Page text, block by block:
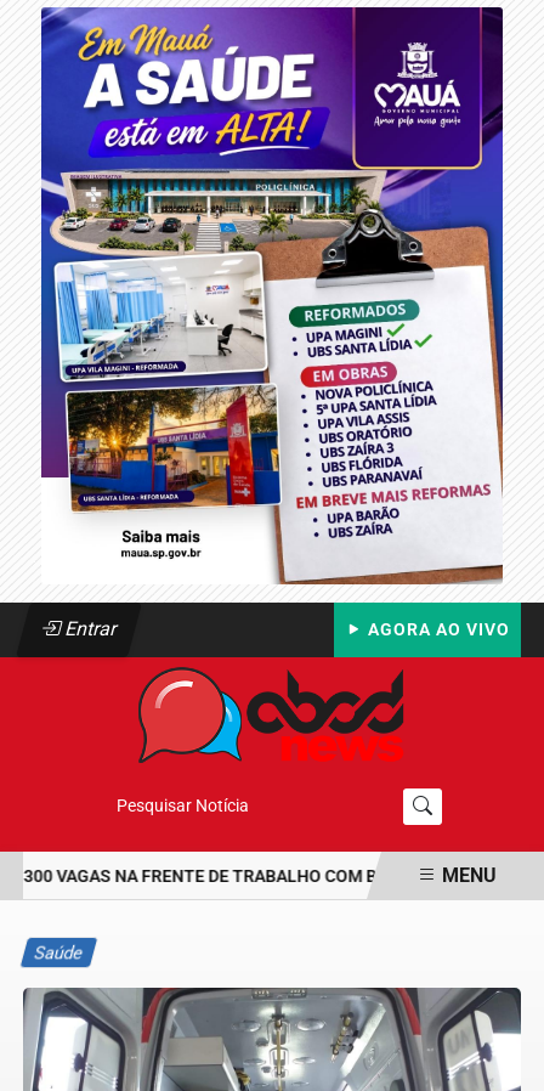
Entrar AGORA AO VIVO
Pesquisar Notícia
VAGAS NA FRENTE DE TRABALHO COM BOLSA DE UM SALÁRIO-
MENU
Saúde